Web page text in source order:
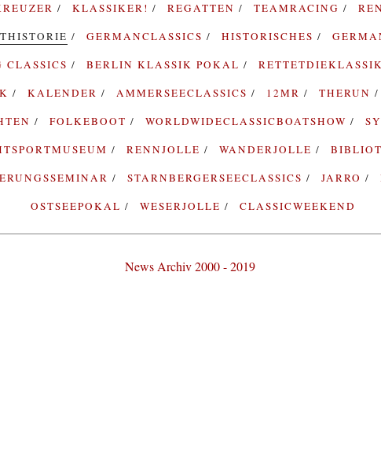
KLASSIKER! REGATTEN TEAMRACING
GERMANCLASSICS HISTORISCHES
CLASSICS
BERLIN KLASSIK POKAL
KALENDER AMMERSEECLASSICS 12MR THERUN
FOLKEBOOT WORLDWIDECLASSICBOATSHOW
RENNJOLLE WANDERJOLLE
STARNBERGERSEECLASSICS JARRO
OSTSEEPOKAL
WESERJOLLE CLASSICWEEKEND
News Archiv 2000 - 2019